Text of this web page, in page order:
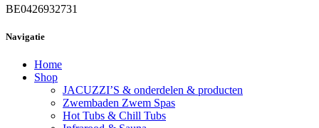
BE0426932731
Navigatie
Home
Shop
JACUZZI’S & onderdelen & producten
Zwembaden Zwem Spas
Hot Tubs & Chill Tubs